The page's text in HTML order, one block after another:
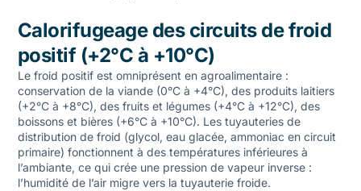
Calorifugeage des circuits de froid
positif (+2°C à +10°C)
Le froid positif est omniprésent en agroalimentaire :
conservation de la viande (0°C à +4°C), des produits laitiers
(+2°C à +8°C), des fruits et légumes (+4°C à +12°C), des
boissons et bières (+6°C à +10°C). Les tuyauteries de
distribution de froid (glycol, eau glacée, ammoniac en circuit
primaire) fonctionnent à des températures inférieures à
l’ambiante, ce qui crée une pression de vapeur inverse :
l’humidité de l’air migre vers la tuyauterie froide.